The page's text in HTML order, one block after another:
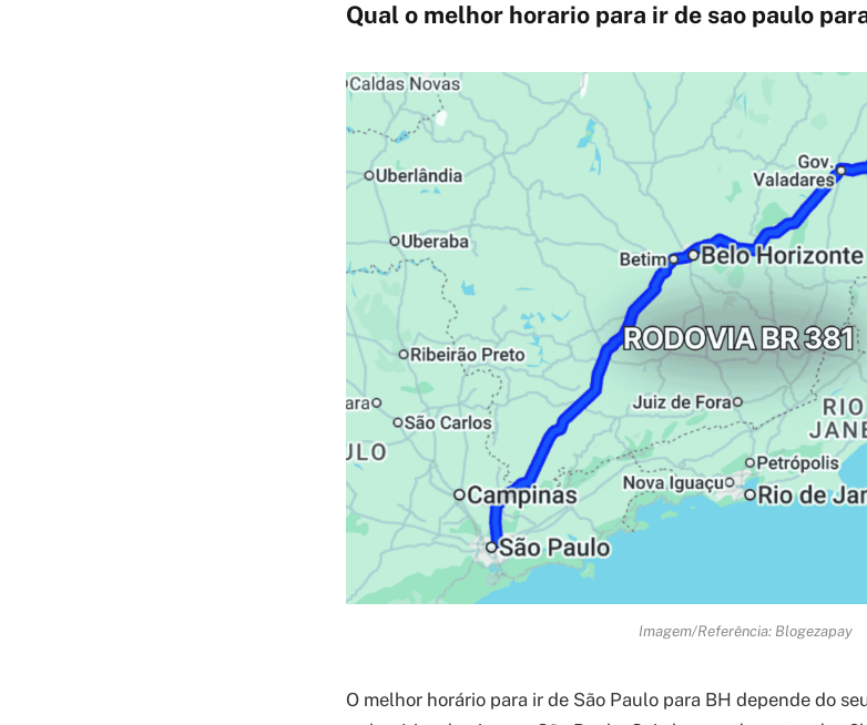
Qual o melhor horario para ir de sao paulo
Imagem/Referência: Blogezapay
O melhor horário para ir de São Paulo para BH depende do